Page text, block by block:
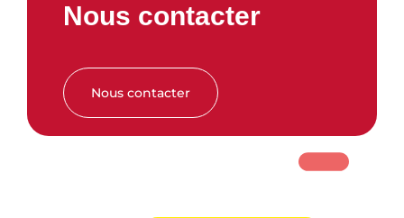
Nous contacter
Nous contacter